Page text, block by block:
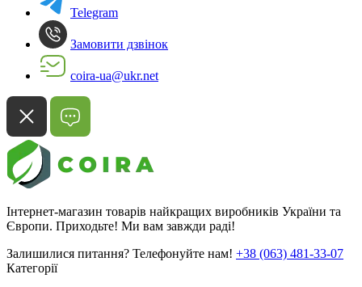
Telegram
Замовити дзвінок
coira-ua@ukr.net
Інтернет-магазин товарів найкращих виробників України та
Європи. Приходьте! Ми вам завжди раді!
Залишилися питання? Телефонуйте нам! +38 (063) 481-33-07
Категорії